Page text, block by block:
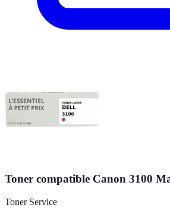
Toner compatible Canon 3100
Toner Service